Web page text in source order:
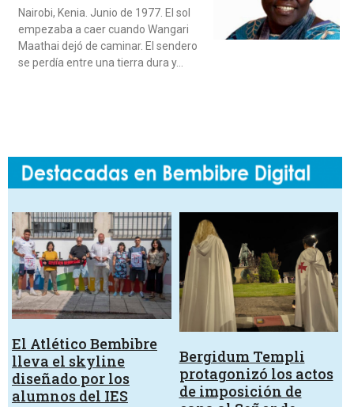
Nairobi, Kenia. Junio de 1977. El sol
empezaba a caer cuando Wangari
Maathai dejó de caminar. El sendero
se perdía entre una tierra dura y…
El Atlético Bembibre
lleva el skyline
diseñado por los
alumnos del IES
Bergidum Templi
protagonizó los actos
de imposición de